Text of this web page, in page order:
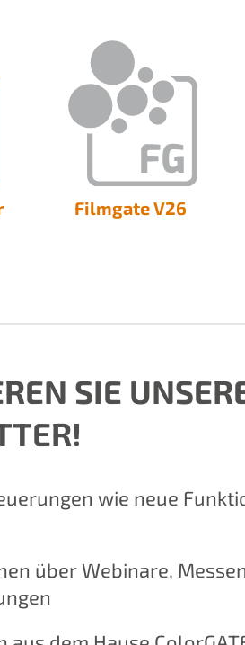
Filmgate V26
SIE
wie neue
über Webinare,